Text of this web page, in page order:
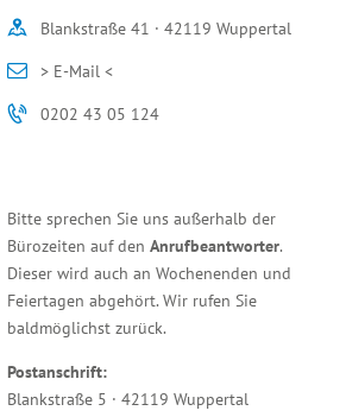
Blankstraße 41 · 42119 Wuppertal
> E-Mail <
0202 43 05 124
Bitte sprechen Sie uns außerhalb der
Bürozeiten auf den Anrufbeantworter.
Dieser wird auch an Wochenenden und
Feiertagen abgehört. Wir rufen Sie
baldmöglichst zurück.
Postanschrift:
Blankstraße 5 · 42119 Wuppertal